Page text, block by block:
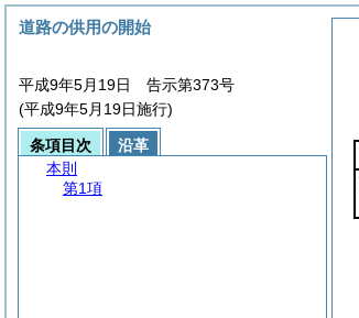
道路の供用の開始
平成9年5月19日 告示第373号
(平成9年5月19日施行)
条項目次
沿革
本則
第1項